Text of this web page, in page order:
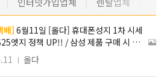
배]6월11일 [올다] 휴대폰성지 1차 시세
엣지 정책 UP!! / 삼성 제품 구매 시 온누
급 / 전국 택배 가장 저렴합니다
올다